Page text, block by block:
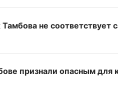
не соответствует
признали опасным для